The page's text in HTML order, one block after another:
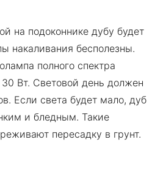
на подоконнике дубу будет
накаливания бесполезны.
полного спектра
Вт. Световой день должен
Если света будет мало, дуб
и бледным. Такие
пересадку в грунт.